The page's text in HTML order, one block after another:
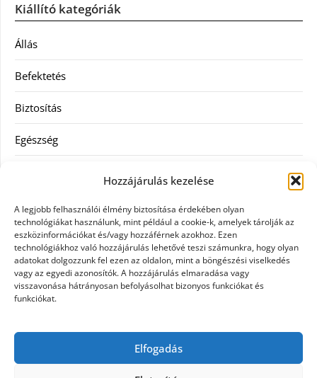
Hozzájárulás kezelése
A legjobb felhasználói élmény biztosítása érdekében olyan
technológiákat használunk, mint például a cookie-k, amelyek tárolják az
eszközinformációkat és/vagy hozzáférnek azokhoz. Ezen
technológiákhoz való hozzájárulás lehetővé teszi számunkra, hogy olyan
adatokat dolgozzunk fel ezen az oldalon, mint a böngészési viselkedés
vagy az egyedi azonosítók. A hozzájárulás elmaradása vagy
visszavonása hátrányosan befolyásolhat bizonyos funkciókat és
funkciókat.
Elfogadás
Kiállító kategóriák
Állás
Befektetés
Biztosítás
Egészség
Ingatlan
Művészetek és szórakozás
Múzeumok
Szolgáltatás
Szórakozás
Webáruház